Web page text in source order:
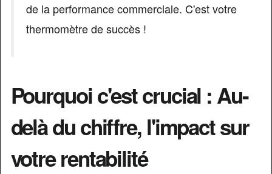
de la performance commerciale. C'est votre
thermomètre de succès !
Pourquoi c'est crucial : Au-
delà du chiffre, l'impact sur
votre rentabilité